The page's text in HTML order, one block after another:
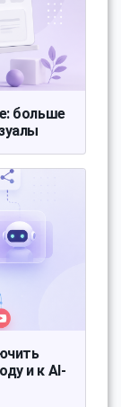
больше
и к AI-